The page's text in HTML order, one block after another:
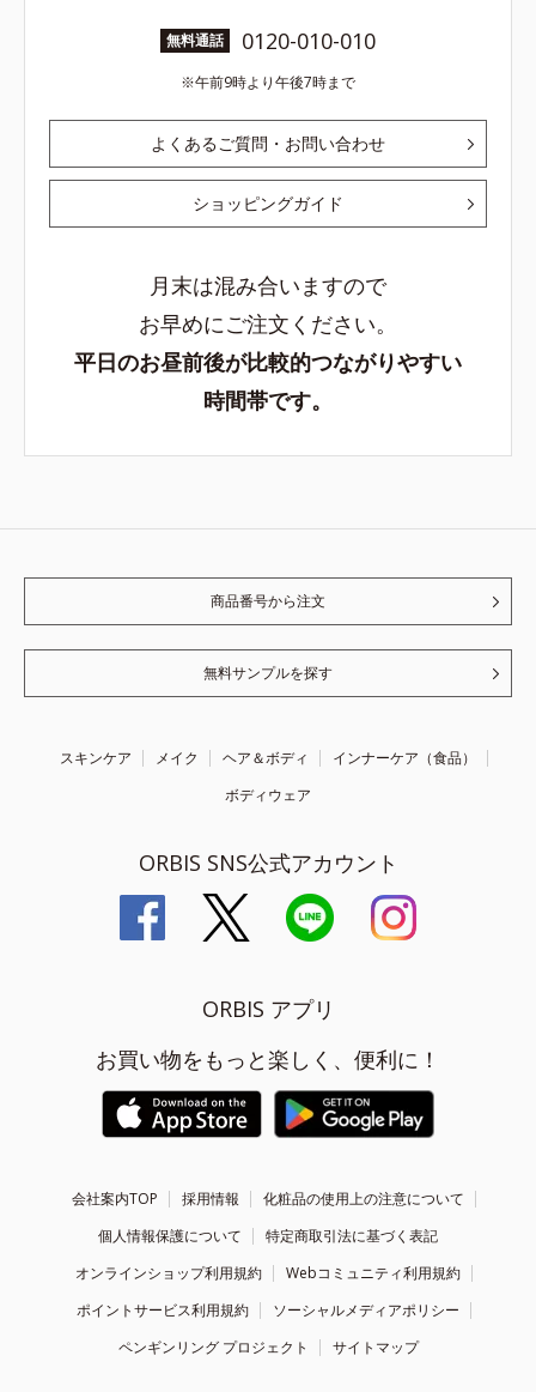
無料通話 0120-010-010
午前9時より午後7時まで
よくあるご質問・お問い合わせ
ショッピングガイド
月末は混み合いますので
お早めにご注文ください。
平日のお昼前後が比較的つながりやすい
時間帯です。
商品番号から注文
無料サンプルを探す
スキンケア メイク ヘア＆ボディ
インナーケア（食品）
ボディウェア
ORBIS SNS公式アカウント
ORBIS アプリ
お買い物をもっと楽しく、便利に！
会社案内TOP 採用情報
化粧品の使用上の注意について
個人情報保護について
特定商取引法に基づく表記
オンラインショップ利用規約
Webコミュニティ利用規約
ポイントサービス利用規約
ソーシャルメディアポリシー
ペンギンリング プロジェクト
サイトマップ